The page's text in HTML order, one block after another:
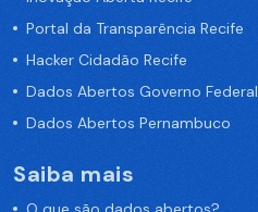
Portal da Transparência Recife
Hacker Cidadão Recife
Dados Abertos Governo Federal
Dados Abertos Pernambuco
Saiba mais